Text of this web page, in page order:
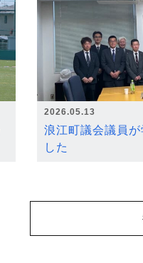
2026.05.13
浪江町議会議員
した